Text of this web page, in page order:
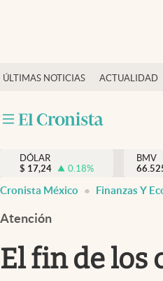
ÚLTIMAS NOTICIAS ACTUALIDAD
Actualidad
Internacionales
Opinión
Brand Strategy
Vida y estilo
DÓLAR
$ 17,24 0.18%
BMV
Cronista México Finanzas Y
Atención
El fin de los